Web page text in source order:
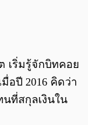
เริ่มรู้จักบิทคอย
อปี 2016 คิดว่า
ที่สกุลเงินใน